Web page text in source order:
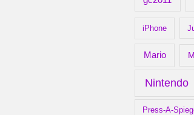
iPhone
Mario
Nintendo
Press-A-